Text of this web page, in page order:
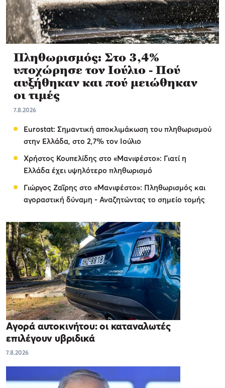
Πληθωρισμός: Στο 3,4%
υποχώρησε τον Ιούλιο - Πού
αυξήθηκαν και πού μειώθηκαν
οι τιμές
7.8.2026
Eurostat: Σημαντική αποκλιμάκωση του πληθωρισμού
στην Ελλάδα, στο 2,7% τον Ιούλιο
Χρήστος Κουπελίδης στο «Μανιφέστο»: Γιατί η
Ελλάδα έχει υψηλότερο πληθωρισμό
Γιώργος Ζαΐρης στο «Μανιφέστο»: Πληθωρισμός και
αγοραστική δύναμη - Αναζητώντας το σημείο τομής
Αγορά αυτοκινήτου: οι καταναλωτές
επιλέγουν υβριδικά
7.8.2026